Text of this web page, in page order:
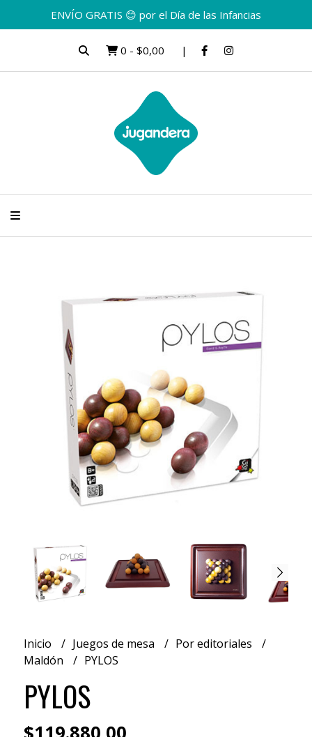
ENVÍO GRATIS 😊 por el Día de las Infancias
0 - $0,00
Inicio Juegos de mesa
Por editoriales
Maldón
PYLOS
PYLOS